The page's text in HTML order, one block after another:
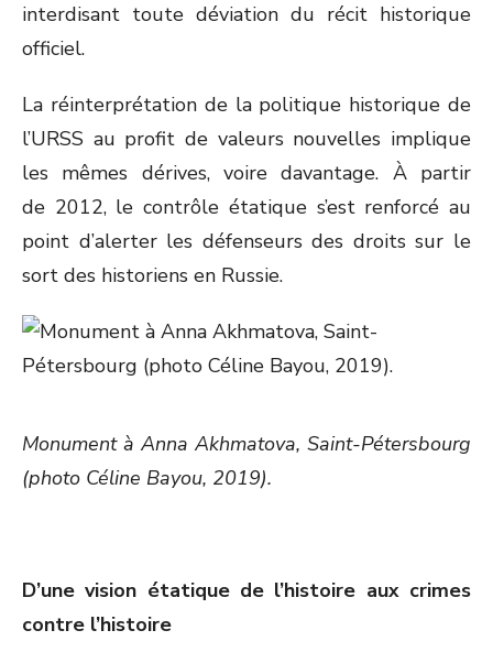
interdisant toute déviation du récit historique
officiel.
La réinterprétation de la politique historique de
l’URSS au profit de valeurs nouvelles implique
les mêmes dérives, voire davantage. À partir
de 2012, le contrôle étatique s’est renforcé au
point d’alerter les défenseurs des droits sur le
sort des historiens en Russie.
Monument à Anna Akhmatova, Saint-Pétersbourg
(photo Céline Bayou, 2019).
D’une vision étatique de l’histoire aux crimes
contre l’histoire